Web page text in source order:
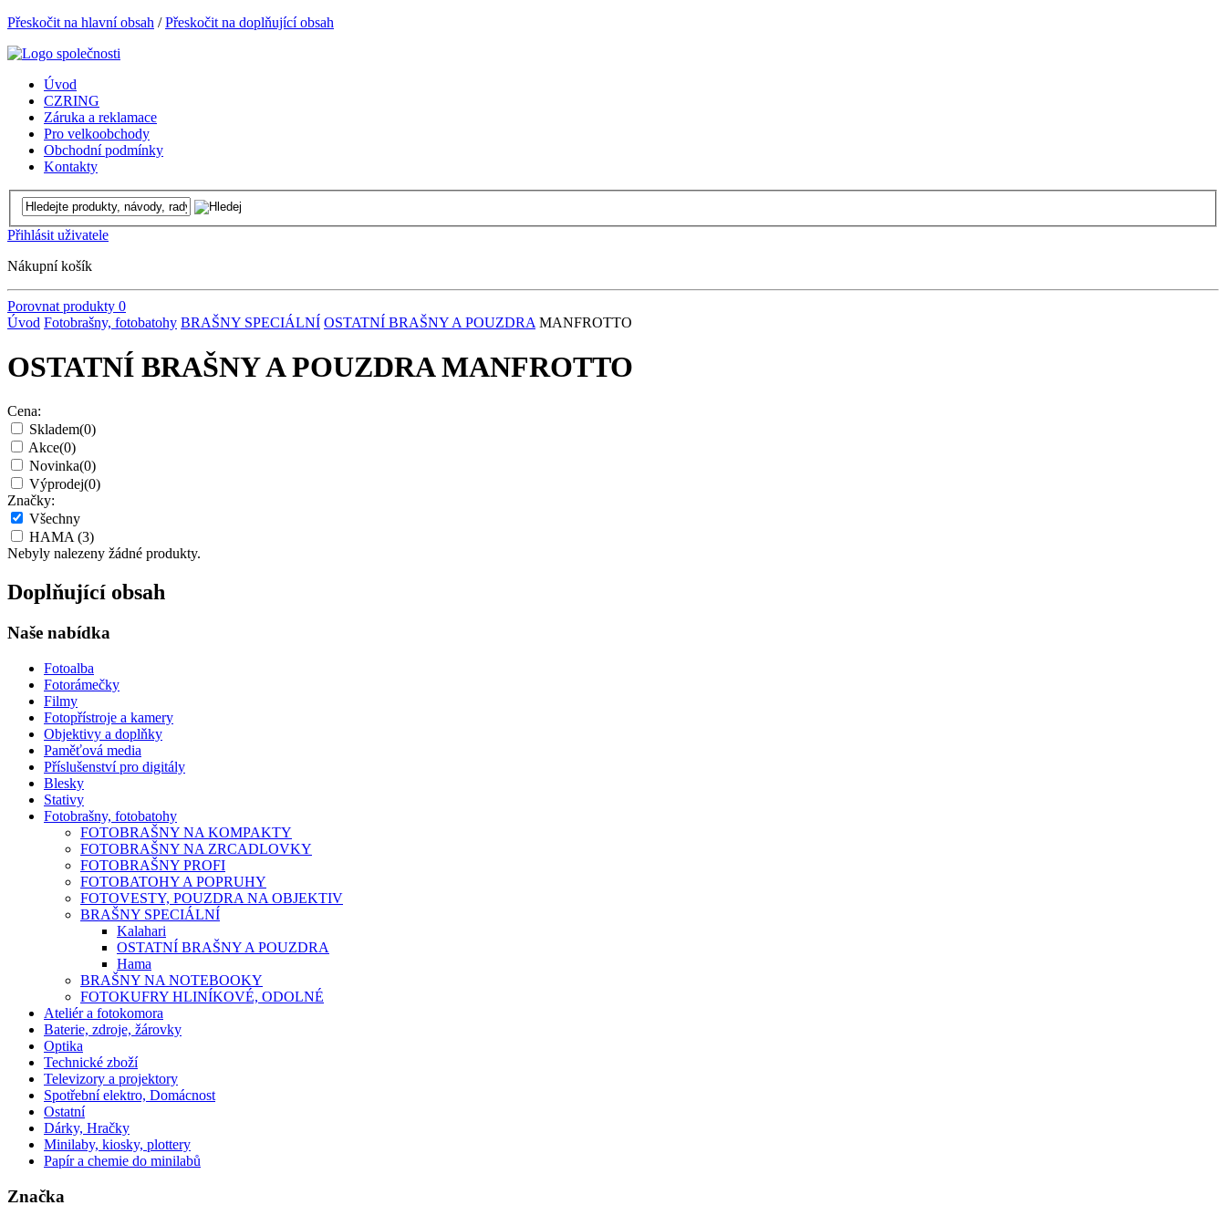
Přeskočit na hlavní obsah /Přeskočit na doplňující obsah
Úvod
CZRING
Záruka a reklamace
Pro velkoobchody
Obchodní podmínky
Kontakty
Přihlásit uživatele
Nákupní košík
Porovnat produkty 0
Úvod Fotobrašny, fotobatohy BRAŠNY SPECIÁLNÍ OSTATNÍ BRAŠNY A POUZDRA MANFROTTO
OSTATNÍ BRAŠNY A POUZDRA MANFROTTO
Cena:
Skladem(0)
Akce(0)
Novinka(0)
Výprodej(0)
Značky:
Všechny
HAMA(3)
Nebyly nalezeny žádné produkty.
Doplňující obsah
Naše nabídka
Fotoalba
Fotorámečky
Filmy
Fotopřístroje a kamery
Objektivy a doplňky
Paměťová media
Příslušenství pro digitály
Blesky
Stativy
Fotobrašny, fotobatohy
FOTOBRAŠNY NA KOMPAKTY
FOTOBRAŠNY NA ZRCADLOVKY
FOTOBRAŠNY PROFI
FOTOBATOHY A POPRUHY
FOTOVESTY, POUZDRA NA OBJEKTIV
BRAŠNY SPECIÁLNÍ
Kalahari
OSTATNÍ BRAŠNY A POUZDRA
Hama
BRAŠNY NA NOTEBOOKY
FOTOKUFRY HLINÍKOVÉ, ODOLNÉ
Ateliér a fotokomora
Baterie, zdroje, žárovky
Optika
Technické zboží
Televizory a projektory
Spotřební elektro, Domácnost
Ostatní
Dárky, Hračky
Minilaby, kiosky, plottery
Papír a chemie do minilabů
Značka